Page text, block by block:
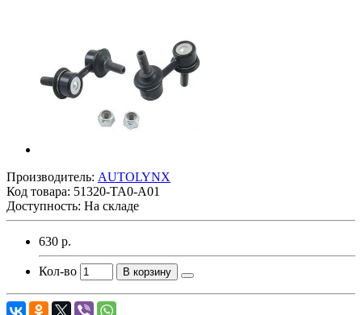
Производитель: AUTOLYNX
Код товара: 51320-TA0-A01
Доступность: На складе
630 р.
Кол-во В корзину